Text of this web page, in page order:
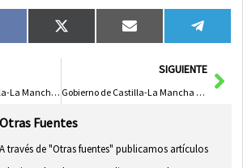
Compartir
en
X
(Twitter)
Compartir
en
Email
en
El Gobierno de Castilla-La Mancha Impulsa la Tecnología para Mejorar Servicios Públicos y Fomentar Crecimiento
SIGUIENTE
Gobierno de Castilla-La Mancha y Ayuntamiento de Manzanares Transformarán Antiguo Centro de Salud en Museo de Memoria Democrática
Otras Fuentes
A través de "Otras fuentes" publicamos artículos